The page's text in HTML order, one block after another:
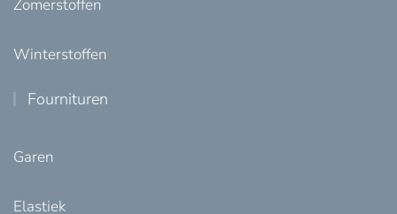
Zomerstoffen
Winterstoffen
Fournituren
Garen
Elastiek